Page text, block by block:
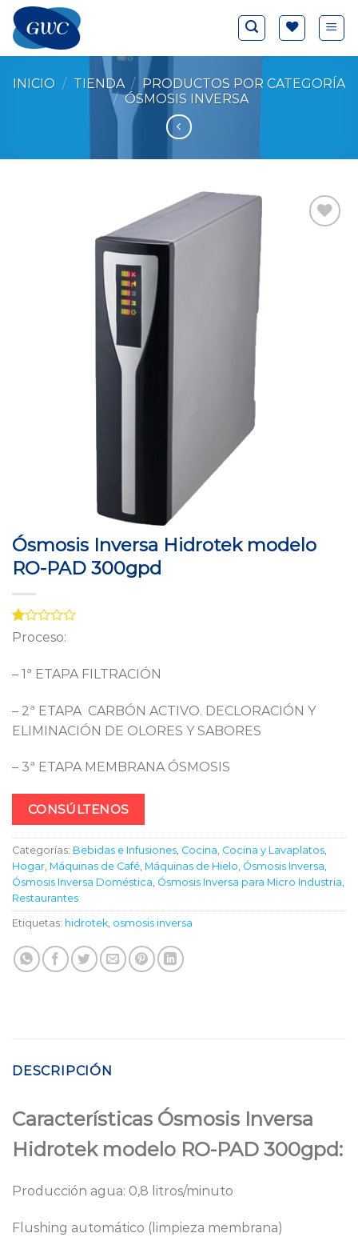
Saltar
contenido
INICIO / TIENDA / PRODUCTOS POR CATEGORÍA
/ ÓSMOSIS INVERSA
Ósmosis Inversa Hidrotek modelo
RO-PAD 300gpd
Valorado
de
base
a
2
valoraciones
clientes
Proceso:
– 1ª ETAPA FILTRACIÓN
– 2ª ETAPA CARBÓN ACTIVO. DECLORACIÓN Y
ELIMINACIÓN DE OLORES Y SABORES
– 3ª ETAPA MEMBRANA ÓSMOSIS
CONSÚLTENOS
Categorías: Bebidas e Infusiones Cocina Cocina y Lavaplatos
Hogar Máquinas de Café Máquinas de Hielo Ósmosis Inversa
Ósmosis Inversa Doméstica Ósmosis Inversa para Micro Industria
Restaurantes
Etiquetas: hidrotek osmosis inversa
DESCRIPCIÓN
Características Ósmosis Inversa
Hidrotek modelo RO-PAD 300gpd:
Producción agua: 0,8 litros/minuto
Flushing automático (limpieza membrana)